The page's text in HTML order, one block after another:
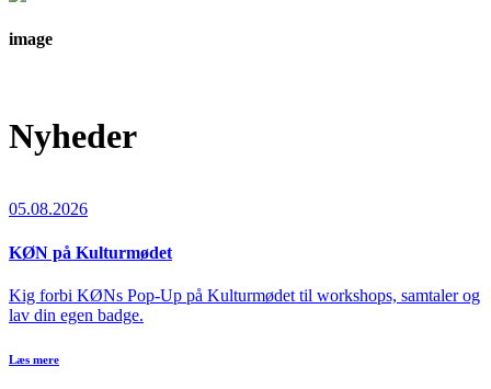
image
Nyheder
05.08.2026
KØN på Kulturmødet
Kig forbi KØNs Pop-Up på Kulturmødet til workshops, samtaler og
lav din egen badge.
Læs mere